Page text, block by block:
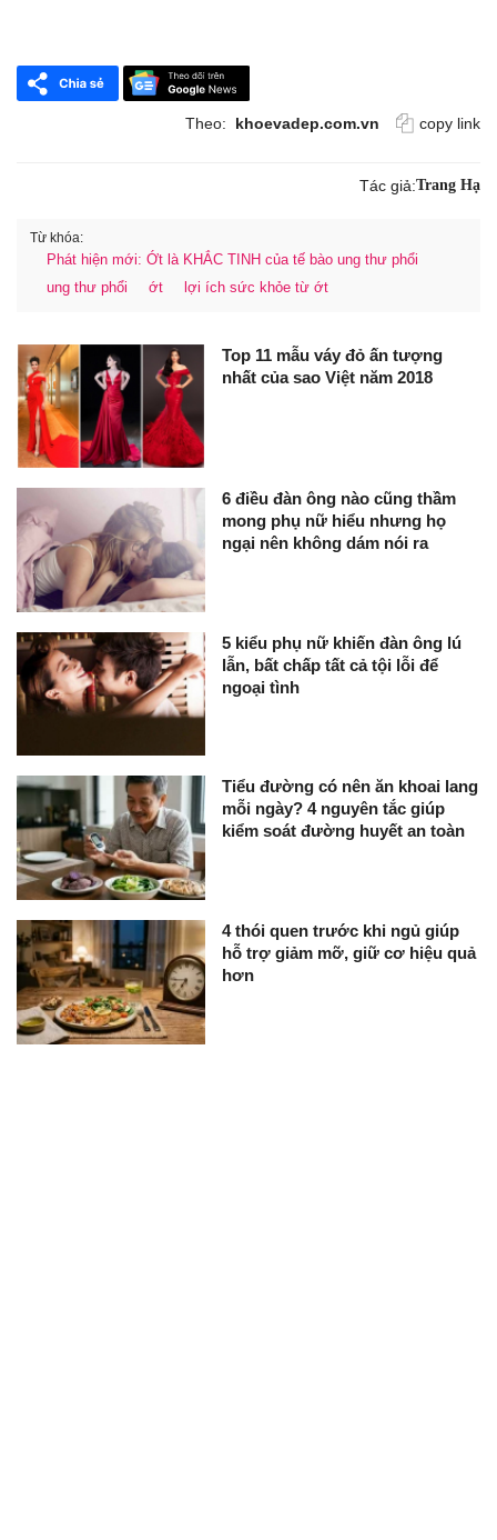
Theo: khoevadep.com.vn copy link
Tác giả:Trang Hạ
Từ khóa:
Phát hiện mới: Ớt là KHẮC TINH của tế bào ung thư phổi
ung thư phổi
ớt lợi ích sức khỏe từ ớt
Top 11 mẫu váy đỏ ấn tượng
nhất của sao Việt năm 2018
6 điều đàn ông nào cũng thầm
mong phụ nữ hiểu nhưng họ
ngại nên không dám nói ra
5 kiểu phụ nữ khiến đàn ông lú
lẫn, bất chấp tất cả tội lỗi để
ngoại tình
Tiểu đường có nên ăn khoai lang
mỗi ngày? 4 nguyên tắc giúp
kiểm soát đường huyết an toàn
4 thói quen trước khi ngủ giúp
hỗ trợ giảm mỡ, giữ cơ hiệu quả
hơn